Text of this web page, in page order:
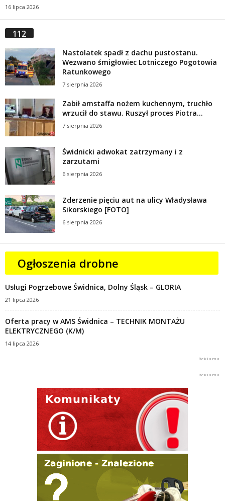
16 lipca 2026
112
Nastolatek spadł z dachu pustostanu.
Wezwano śmigłowiec Lotniczego Pogotowia
Ratunkowego
7 sierpnia 2026
Zabił amstaffa nożem kuchennym, truchło
wrzucił do stawu. Ruszył proces Piotra...
7 sierpnia 2026
Świdnicki adwokat zatrzymany i z
zarzutami
6 sierpnia 2026
Zderzenie pięciu aut na ulicy Władysława
Sikorskiego [FOTO]
6 sierpnia 2026
Ogłoszenia drobne
Usługi Pogrzebowe Świdnica, Dolny Śląsk – GLORIA
21 lipca 2026
Oferta pracy w AMS Świdnica – TECHNIK MONTAŻU
ELEKTRYCZNEGO (K/M)
14 lipca 2026